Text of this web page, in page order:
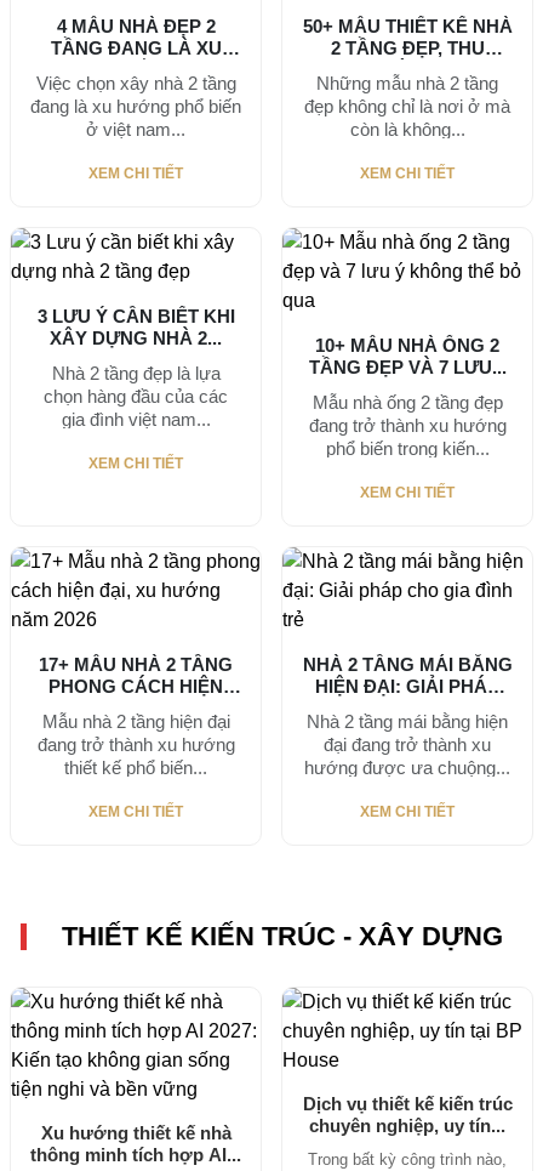
4 MẪU NHÀ ĐẸP 2
TẦNG ĐANG LÀ XU
Việc chọn xây nhà 2 tầng
đang là xu hướng phổ biến
ở việt nam...
XEM CHI TIẾT
50+ MẪU THIẾT KẾ NHÀ
2 TẦNG ĐẸP, THU
HÚT,...
Những mẫu nhà 2 tầng
đẹp không chỉ là nơi ở mà
còn là không...
XEM CHI TIẾT
3 LƯU Ý CẦN BIẾT KHI
XÂY DỰNG NHÀ 2...
Nhà 2 tầng đẹp là lựa
chọn hàng đầu của các
gia đình việt nam...
XEM CHI TIẾT
10+ MẪU NHÀ ỐNG 2
TẦNG ĐẸP VÀ 7 LƯU...
Mẫu nhà ống 2 tầng đẹp
đang trở thành xu hướng
phổ biến trong kiến...
XEM CHI TIẾT
17+ MẪU NHÀ 2 TẦNG
PHONG CÁCH HIỆN
Mẫu nhà 2 tầng hiện đại
đang trở thành xu hướng
thiết kế phổ biến...
XEM CHI TIẾT
NHÀ 2 TẦNG MÁI BẰNG
HIỆN ĐẠI: GIẢI PHÁP
Nhà 2 tầng mái bằng hiện
đại đang trở thành xu
hướng được ưa chuộng...
XEM CHI TIẾT
THIẾT KẾ KIẾN TRÚC - XÂY DỰNG
Xu hướng thiết kế nhà
thông minh tích hợp AI...
Dịch vụ thiết kế kiến trúc
chuyên nghiệp, uy tín...
Trong bất kỳ công trình nào,